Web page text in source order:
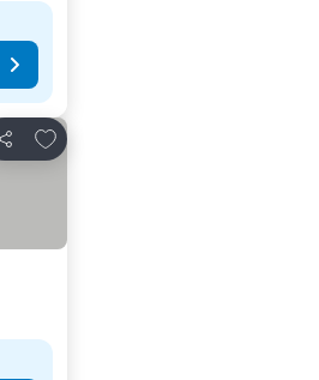
Teilen
Zu Favoriten hinzufügen